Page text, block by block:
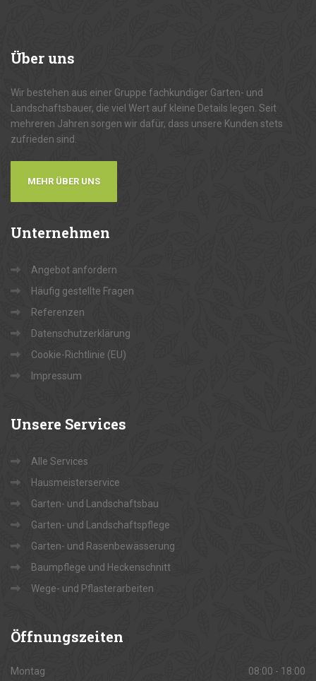
Überuns
Wir bestehen aus einer Gruppe fachkundiger Garten- und
Landschaftsbauer, die viel Wert auf kleine Details legen. Seit
mehreren Jahren sorgen wir dafür, dass unsere Kunden stets
zufrieden sind.
MEHR ÜBER UNS
Unternehmen
Angebot anfordern
Häufig gestellte Fragen
Referenzen
Datenschutzerklärung
Cookie-Richtlinie (EU)
Impressum
Unsere Services
Alle Services
Hausmeisterservice
Garten- und Landschaftsbau
Garten- und Landschaftspflege
Garten- und Rasenbewässerung
Baumpflege und Heckenschnitt
Wege- und Pflasterarbeiten
Öffnungszeiten
Montag 08:00 - 18:00